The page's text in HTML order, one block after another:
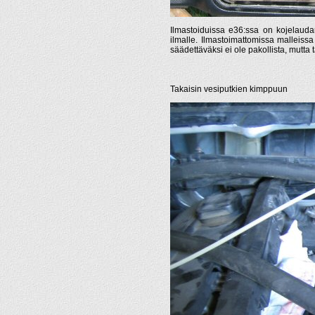
Ilmastoiduissa e36:ssa on
ilmalle. Ilmastoimattomissa
säädettäväksi ei ole pakollista, mutta
Takaisin vesiputkien kimppuun